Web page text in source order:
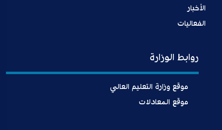
الأخبار
الفعاليات
روابط الوزارة
موقع وزارة التعليم العالي
موقع المعادلات